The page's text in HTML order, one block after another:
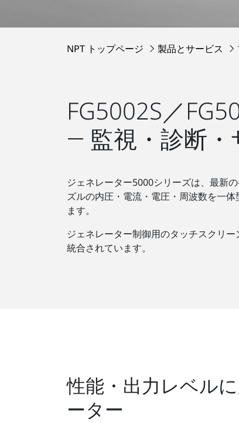
NPT トップページ 製品とサービス
FG5002S／
― 監視・診断
ジェネレーター5000シリーズは、最新
ズルの内圧・電流・電圧・周波数を一
ます。
ジェネレーター制御用のタッチスクリ
統合されています。
性能・出力レベル
ーター